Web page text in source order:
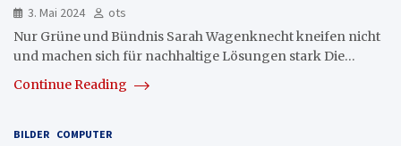
3. Mai 2024
ots
Nur Grüne und Bündnis Sarah Wagenknecht kneifen nicht
und machen sich für nachhaltige Lösungen stark Die…
Continue Reading
BILDER COMPUTER